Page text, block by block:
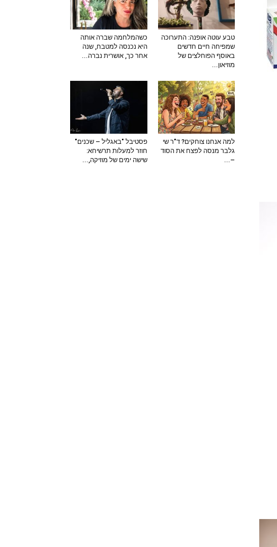
טבע עוטה אופנה: התערוכה
שמפיחה חיים חדשים
באוסף הפוחלצים של
מוזיאון...
כשהמלחמה שברה אותה
היא נכנסה למטבח, שנה
אחר כך, אושרית נברה...
למה אנחנו צוחקים? ד"ר שי
גלבר מנסה לפצח את הסוד
–...
פסטיבל "באגליל – שכנים"
חוזר למעלות תרשיחא:
שישה ימים של מוזיקה,...